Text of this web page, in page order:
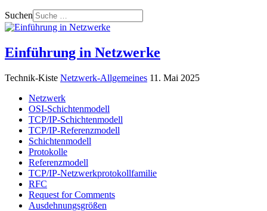
Suchen
Einführung in Netzwerke
Technik-Kiste Netzwerk-Allgemeines 11. Mai 2025
Netzwerk
OSI-Schichtenmodell
TCP/IP-Schichtenmodell
TCP/IP-Referenzmodell
Schichtenmodell
Protokolle
Referenzmodell
TCP/IP-Netzwerkprotokollfamilie
RFC
Request for Comments
Ausdehnungsgrößen